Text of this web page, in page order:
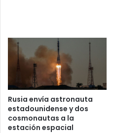
Rusia envía astronauta
estadounidense y dos
cosmonautas a la
estación espacial